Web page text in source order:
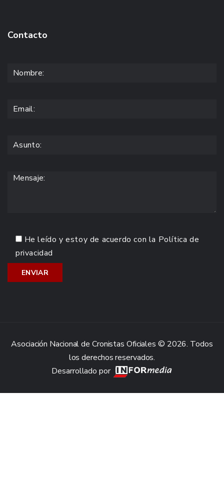
Contacto
He leído y estoy de acuerdo con la Política de
privacidad
Asociación Nacional de Cronistas Oficiales © 2026. Todos
los derechos reservados.
Desarrollado por